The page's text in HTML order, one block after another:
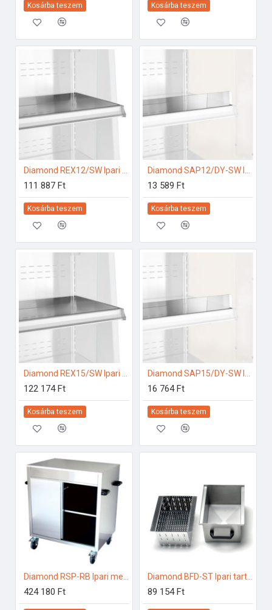
Kosárba teszem Kosárba teszem
111 887 Ft
Kosárba teszem
13 589 Ft
Kosárba teszem
122 174 Ft
Kosárba teszem
16 764 Ft
Kosárba teszem
424 180 Ft
Diamond BFD-ST Ipari tartozékok
89 154 Ft